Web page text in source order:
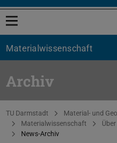
Menü öffnen
Materialwissenschaft
Archiv
Sie befinden sich hier:
TU Darmstadt
Material- und
Materialwissenschaft
News-Archiv